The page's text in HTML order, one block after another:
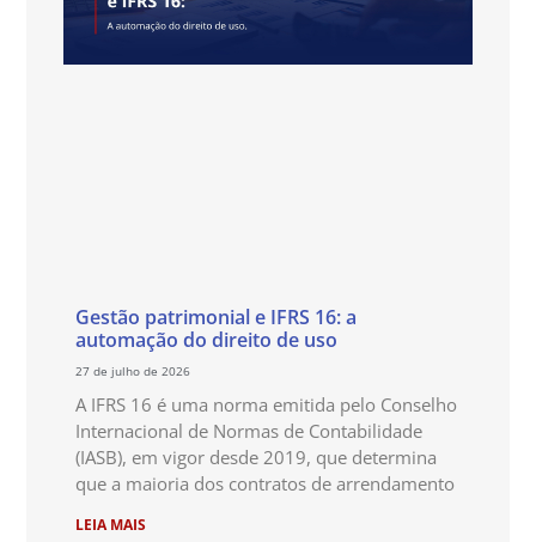
Gestão patrimonial e IFRS 16: a
automação do direito de uso
27 de julho de 2026
A IFRS 16 é uma norma emitida pelo Conselho
Internacional de Normas de Contabilidade
(IASB), em vigor desde 2019, que determina
que a maioria dos contratos de arrendamento
LEIA MAIS